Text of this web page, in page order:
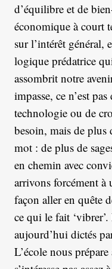
d’équilibre et de
économique à court
sur l’intérêt général,
logique prédatrice
assombrit notre
impasse, ce n’est
technologie ou de
besoin, mais de plus
mot : de plus de
en chemin avec
arrivons forcément à
façon aller en quête
ce qui le fait
aujourd’hui dictés
L’école nous